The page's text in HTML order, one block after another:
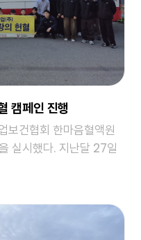
캠페인 진행
보건협회 한마음혈액원
실시했다. 지난달 27일